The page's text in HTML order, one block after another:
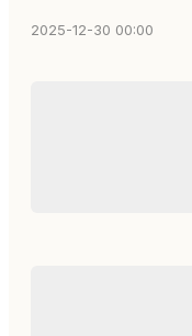
2025-12-30 00:00